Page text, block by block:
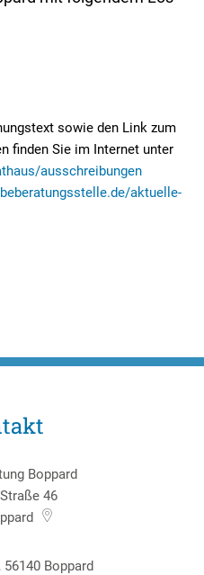
Ummeldung/Bücher-Shop
Anlegezeiten
sowie den Link zum
finden Sie im Internet unter
ausschreibungen
aktuelle-
Boppard
46
Boppard